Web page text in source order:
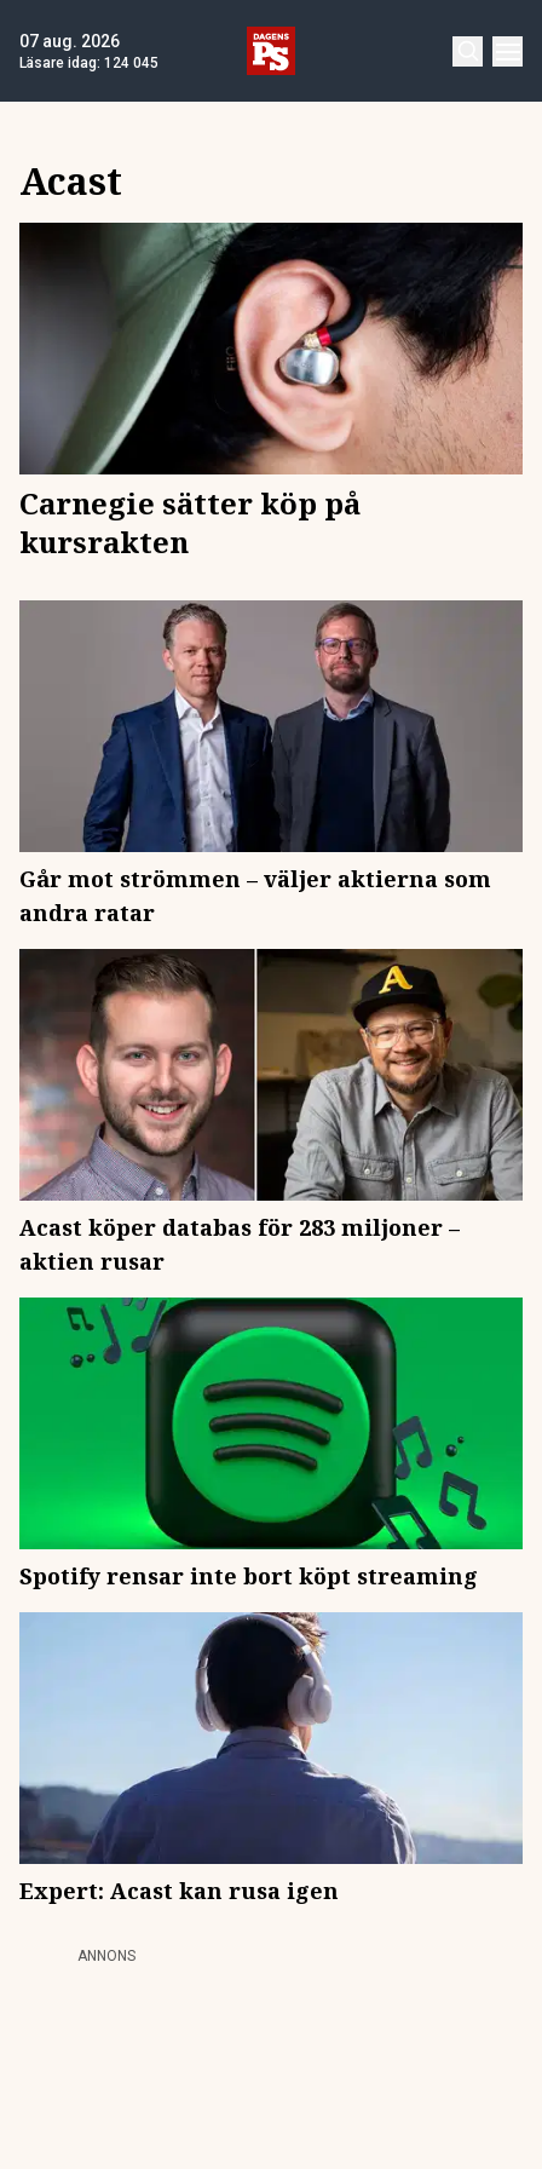
07 aug. 2026
Läsare idag: 124 045
Acast
Carnegie sätter köp på
kursrakten
Går mot strömmen – väljer aktierna som
andra ratar
Acast köper databas för 283 miljoner –
aktien rusar
Spotify rensar inte bort köpt streaming
Expert: Acast kan rusa igen
ANNONS